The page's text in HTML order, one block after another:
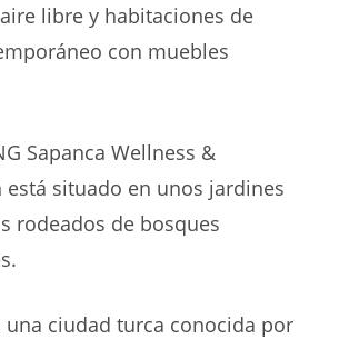
libre y habitaciones de
con muebles
Sapanca Wellness &
está situado en unos jardines
rodeados de bosques
una ciudad turca conocida por